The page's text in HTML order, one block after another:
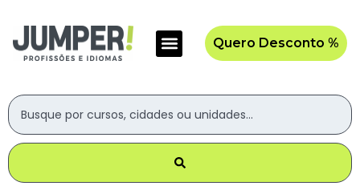
Quero Desconto %